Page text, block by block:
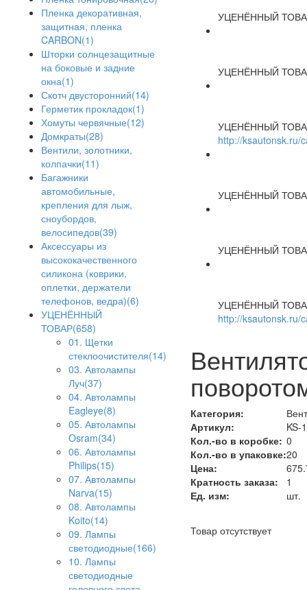
Пленка декоративная,
защитная, пленка
CARBON(1)
Шторки солнцезащитные
на боковые и задние
окна(1)
Скотч двусторонний(14)
Герметик прокладок(1)
Хомуты червячные(12)
Домкраты(28)
Вентили, золотники,
колпачки(11)
Багажники
автомобильные,
крепления для лыж,
сноубордов,
велосипедов(39)
Аксессуары из
высококачественного
силикона (коврики,
оплетки, держатели
телефонов, ведра)(6)
УЦЕНЁННЫЙ
ТОВАР(658)
01. Щетки
стеклоочистителя(14)
03. Автолампы
Луч(37)
04. Автолампы
Eagleye(8)
05. Автолампы
Osram(34)
06. Автолампы
Philips(15)
07. Автолампы
Narva(15)
08. Автолампы
Koito(14)
09. Лампы
светодиодные(166)
10. Лампы
светодиодные
УЦЕНЁННЫЙ
УЦЕНЁННЫЙ
УЦЕНЁННЫЙ
http://ksautonsk.ru/
УЦЕНЁННЫЙ
УЦЕНЁННЫЙ
УЦЕНЁННЫЙ
http://ksautonsk.ru/
Категория:
Артикул:
KS-
Кол.-во в коробке: 0
Кол.-во в упаковке:20
Цена:
Кратность заказа:
1
Ед. изм:
шт.
Товар отсутствует